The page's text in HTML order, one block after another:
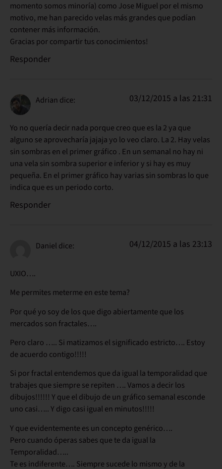
momento somos minoría) como Jose Miguel por el mismo
motivo, me han parecido velas más grandes que podían
contener más información.
Gracias por compartir tus conocimientos!
Responder
Adrian dice: 03/12/2015 a las 21:31
Yo no quería decir nada porque creo que es la 2 ya que
alguno se aprovecharía jajaja yo lo veo claro. La 2. Hay velas
sin sombras en el primer gráfico . En un semanal no hay ni
una vela sin sombra superior e inferior y si hay es muy
pequeña. En el primer gráfico hay varias sin sombras lo que
indica que es un periodo corto.
Responder
Daniel dice: 04/12/2015 a las 23:13
UXIO….
Me permites meterme en este tema?
Por qué yo soy de los que digo abiertamente que los
mercados son fractales….
Pero claro ….. Si matizamos el significado estricto…. Estoy
de acuerdo contigo!!!!!
Si por fractal entendemos que da igual la temporalidad que
trabajes que siempre se repiten …. Vamos a decir los
dibujos!!!!!! Y que el dibujo de un gráfico semanal esconde
uno casi….. Y digo casi igual en minutos!!!!!
Y que evidentemente es un concepto genérico….
Pero cuando óperas sabes que te da igual la
Temporalidad…..
Te es indiferente…. Siempre sucede lo mismo y de la